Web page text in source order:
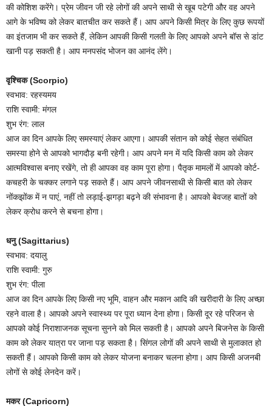
की कोशिश करेंगे। प्रेम जीवन जी रहे लोगों की अपने साथी से खूब पटेगी और वह अपने
आगे के भविष्य को लेकर बातचीत कर सकते हैं। आप अपने किसी मित्र के लिए कुछ रूपयों
का इंतजाम भी कर सकते हैं, लेकिन आपकी किसी गलती के लिए आपको अपने बॉस से डांट
खानी पड़ सकती है। आप मनपसंद भोजन का आनंद लेंगे।
वृश्चिक (Scorpio)
स्वभाव: रहस्यमय
राशि स्वामी: मंगल
शुभ रंग: लाल
आज का दिन आपके लिए समस्याएं लेकर आएगा। आपकी संतान को कोई सेहत संबंधित
समस्या होने से आपको भागदौड़ बनी रहेगी। आप अपने मन में यदि किसी काम को लेकर
आत्मविश्वास बनाए रखेंगे, तो ही आपका वह काम पूरा होगा। पैतृक मामलों में आपको कोर्ट-
कचहरी के चक्कर लगाने पड़ सकते हैं। आप अपने जीवनसाथी से किसी बात को लेकर
नोंकझोंक में न पाएं, नहीं तो लड़ाई-झगड़ा बढ़ने की संभावना है। आपको बेवजह बातों को
लेकर क्रोध करने से बचना होगा।
धनु (Sagittarius)
स्वभाव: दयालु
राशि स्वामी: गुरु
शुभ रंग: पीला
आज का दिन आपके लिए किसी नए भूमि, वाहन और मकान आदि की खरीदारी के लिए अच्छा
रहने वाला है। आपको अपने स्वास्थ्य पर पूरा ध्यान देना होगा। किसी दूर रहे परिजन से
आपको कोई निराशाजनक सूचना सुनने को मिल सकती है। आपको अपने बिजनेस के किसी
काम को लेकर यात्रा पर जाना पड़ सकता है। सिंगल लोगों की अपने साथी से मुलाकात हो
सकती हैं। आपको किसी काम को लेकर योजना बनाकर चलना होगा। आप किसी अजनबी
लोगों से कोई लेनदेन करें।
मकर (Capricorn)